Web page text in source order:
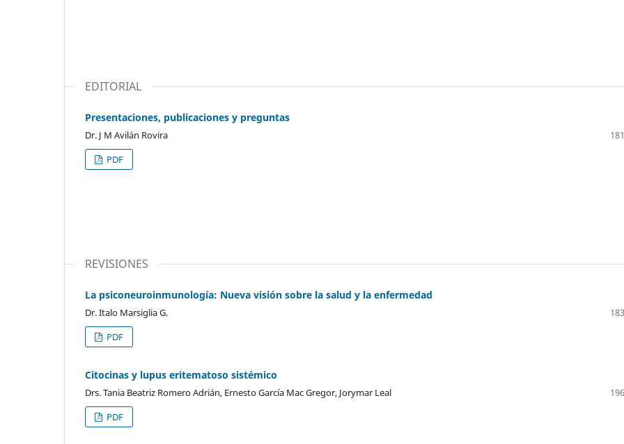
EDITORIAL
Presentaciones, publicaciones y preguntas
Dr. J M Avilán Rovira
PDF
REVISIONES
La psiconeuroinmunología: Nueva visión sobre la salud y la enfermedad
Dr. Italo Marsiglia G.
PDF
Citocinas y lupus eritematoso sistémico
Drs. Tania Beatriz Romero Adrián, Ernesto García Mac Gregor, Jorymar Leal
PDF